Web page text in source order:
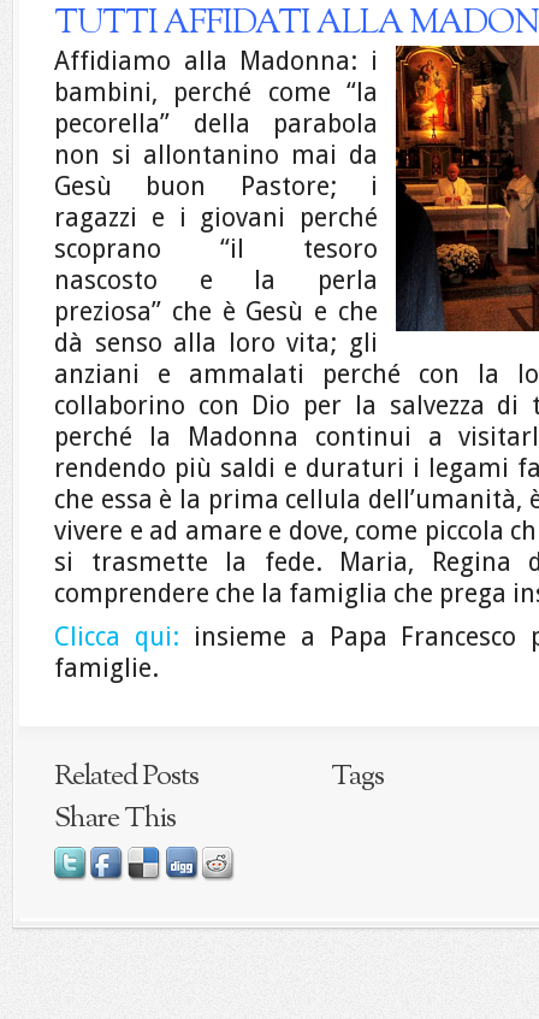
TUTTI AFFIDATI ALLA
Affidiamo alla Madonna: i
bambini, perché come “la
pecorella” della parabola
non si allontanino mai da
Gesù buon Pastore; i
ragazzi e i giovani perché
scoprano “il tesoro
nascosto e la perla
preziosa” che è Gesù e che
dà senso alla loro vita; gli
anziani e ammalati perché con la
collaborino con Dio per la salvezza
perché la Madonna continui a
rendendo più saldi e duraturi i legami
che essa è la prima cellula dell’umanità,
vivere e ad amare e dove, come piccola
si trasmette la fede. Maria,
comprendere che la famiglia che prega
Clicca qui: insieme a Papa
famiglie.
Related Posts
Tags
Share This